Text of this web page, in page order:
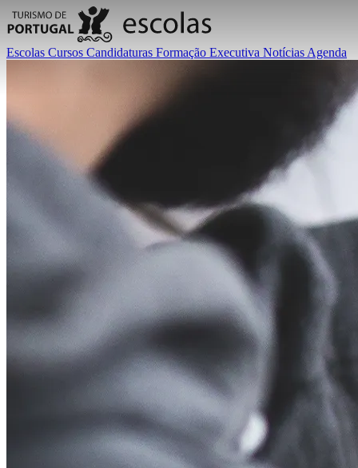
Escolas Cursos Candidaturas Formação Executiva Notícias Agenda